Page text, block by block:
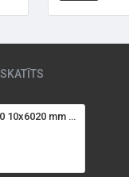
Enkurs FSA S 10/10 10x6020 mm ar skrūvi, 20.gb